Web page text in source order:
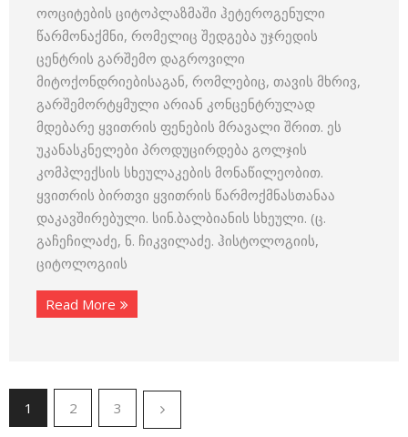
ოოციტების ციტოპ­ლაზმაში ჰეტეროგენული
წარმონაქმნი, რომელიც შედგება უჯრედის
ცენტრის გარშემო დაგროვილი
მიტოქონდრიებისაგან, რომლებიც, თავის მხრივ,
გარშემორტყმული არიან კონცენტრულად
მდებარე ყვითრის ფენების მრავალი შრით. ეს
უკანასკნელები პროდუცირდება გოლჯის
კომპლექსის სხეულაკების მონაწილეობით.
ყვითრის ბირთვი ყვითრის წარმოქმნასთანაა
დაკავშირებული. სინ.ბალბიანის სხეული. (ც.
გაჩეჩილაძე, ნ. ჩიკვილაძე. ჰისტოლოგიის,
ციტოლოგიის
Read More
1 2 3